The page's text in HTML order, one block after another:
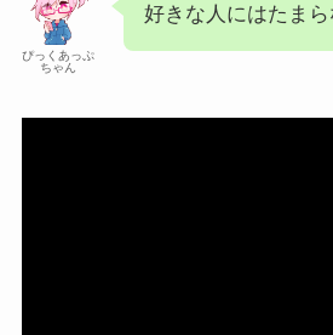
ぴっくあっぷ
ちゃん
好きな人にはたまら